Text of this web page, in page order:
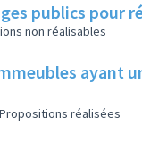
publics pour
non réalisables
ayant
Propositions réalisées